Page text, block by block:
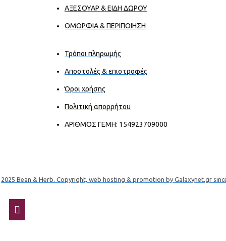
ΑΞΕΣΟΥΑΡ & ΕΙΔΗ ΔΩΡΟΥ
ΟΜΟΡΦΙΑ & ΠΕΡΙΠΟΙΗΣΗ
Τρόποι πληρωμής
Αποστολές & επιστροφές
Όροι χρήσης
Πολιτική απορρήτου
ΑΡΙΘΜΟΣ ΓΕΜΗ: 154923709000
2025 Bean & Herb. Copyright, web hosting & promotion by Galaxynet.gr